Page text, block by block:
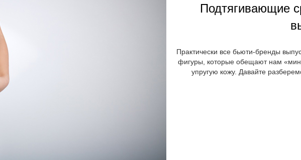
Подтягивающие
Практически все бьюти-бренды
фигуры, которые обещают нам
упругую кожу. Давайте